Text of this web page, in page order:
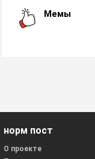
Мемы
норм пост
О проекте